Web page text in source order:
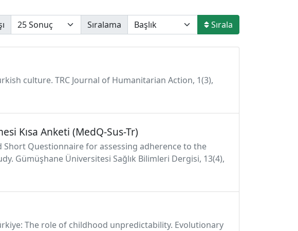
Sıralama Sırala
culture. TRC Journal of Humanitarian Action, 1(3),
Kısa Anketi (MedQ-Sus-Tr)
Short Questionnaire for assessing adherence to the
Gümüşhane Üniversitesi Sağlık Bilimleri Dergisi, 13(4),
The role of childhood unpredictability. Evolutionary